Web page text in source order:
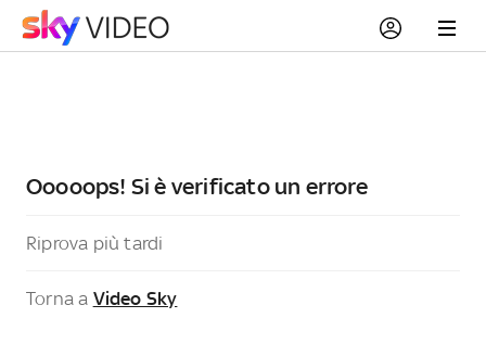
Ooooops! Si è verificato un errore
Riprova più tardi
Torna a Video Sky